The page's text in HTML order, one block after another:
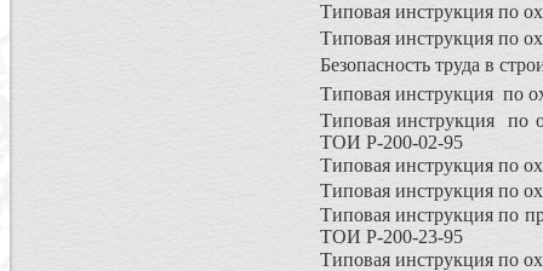
Типовая инструкция по
Типовая инструкция по
Безопасность труда в
Типовая инструкция по
Типовая инструкция по
ТОИ Р-200-02-95
Типовая инструкция по
Типовая инструкция по
Типовая инструкция по
ТОИ Р-200-23-95
Типовая инструкция по